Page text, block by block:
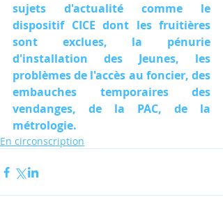
sujets d'actualité comme le
dispositif CICE dont les fruitières
sont exclues, la pénurie
d'installation des Jeunes, les
problèmes de l'accès au foncier, des
embauches temporaires des
vendanges, de la PAC, de la
métrologie.
En circonscription